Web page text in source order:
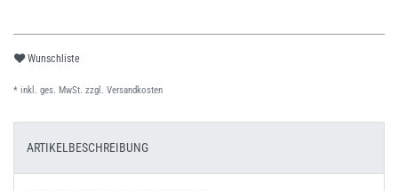
Wunschliste
* inkl. ges. MwSt. zzgl. Versandkosten
ARTIKELBESCHREIBUNG